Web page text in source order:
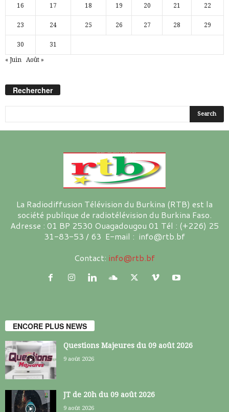
16 17 18 19 20 21 22
23 24 25 26 27 28 29
30 31
« Juin Août »
Rechercher
La Radiodiffusion Télévision du Burkina (RTB) est la
société publique de radiotélévision du Burkina Faso.
Adresse : 01 BP 2530 Ouagadougou 01 Tél : (+226) 25
31-83-53 / 63 E-mail : info@rtb.bf
Contact: info@rtb.bf
ENCORE PLUS NEWS
Questions Majeures du 09 août 2026
9 août 2026
JT de 20h du 09 août 2026
9 août 2026